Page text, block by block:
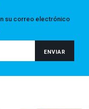
su correo electrónico